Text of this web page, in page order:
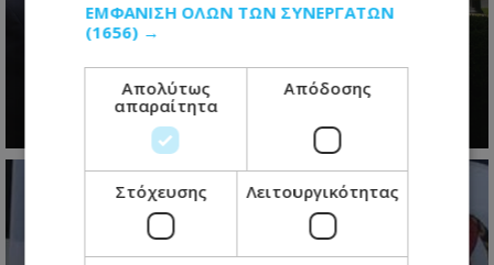
Το restart Χριστοδουλίδη: Η
τελευταία ευκαιρία πριν από τη
μεγάλη πολιτική μάχη του 2028
07.08.2026 - 06:21
ΕΜΦΆΝΙΣΗ ΌΛΩΝ ΤΩΝ ΣΥΝΕΡΓΑΤΏΝ
(1656) →
Απολύτως
απαραίτητα
Απόδοσης
Στόχευσης Λειτουργικότητας